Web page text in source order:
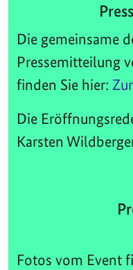
Die gemeinsame
Pressemitteilung
finden Sie hier:
Die
Karsten
Fotos vom Event